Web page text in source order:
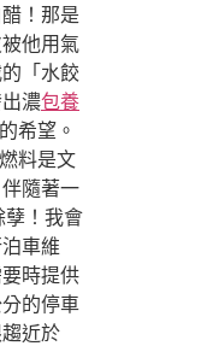
！那是
他用氣
「水餃
濃包養
希望。
料是文
隨著一
孽！我會
車維
時提供
的停車
近於